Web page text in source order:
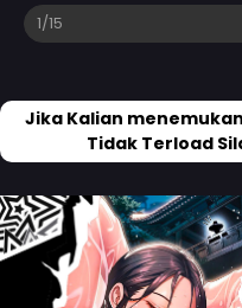
Jika Kalian
Tidak Terload